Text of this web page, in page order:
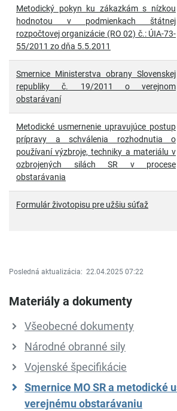
Metodický pokyn ku zákazkám s nízkou
hodnotou v podmienkach štátnej
rozpočtovej organizácie (RO 02) č.: ÚIA-73-
55/2011 zo dňa 5.5.2011
Smernice Ministerstva obrany Slovenskej
republiky č. 19/2011 o verejnom
obstarávaní
Metodické usmernenie upravujúce postup
prípravy a schválenia rozhodnutia o
používaní výzbroje, techniky a materiálu v
ozbrojených silách SR v procese
obstarávania
Formulár životopisu pre užšiu súťaž
Posledná aktualizácia: 22.04.2025 07:22
Materiály a dokumenty
Všeobecné dokumenty
Národné obranné sily
Vojenské špecifikácie
Smernice MO SR a metodické
verejnému obstarávaniu